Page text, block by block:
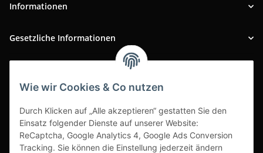
Wie wir Cookies & Co nutzen
Durch Klicken auf „Alle akzeptieren“ gestatten Sie den
Einsatz folgender Dienste auf unserer Website:
ReCaptcha, Google Analytics 4, Google Ads Conversion
Tracking. Sie können die Einstellung jederzeit ändern
Informationen
Gesetzliche Informationen